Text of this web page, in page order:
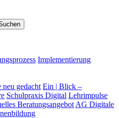
Implementierung
gedacht Ein | Blick –
Schulpraxis Digital Lehrimpulse
Beratungsangebot AG Digitale